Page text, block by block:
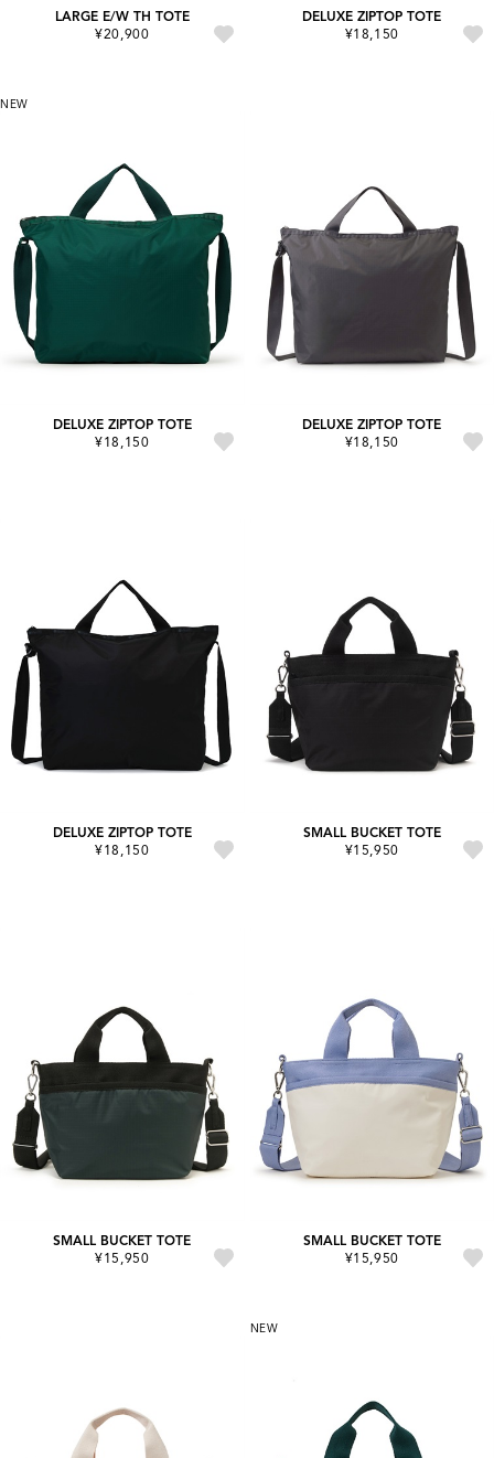
LARGE E/W TH TOTE
¥20,900
DELUXE ZIPTOP TOTE
¥18,150
NEW
DELUXE ZIPTOP TOTE
¥18,150
DELUXE ZIPTOP TOTE
¥18,150
DELUXE ZIPTOP TOTE
¥18,150
SMALL BUCKET TOTE
¥15,950
SMALL BUCKET TOTE
¥15,950
SMALL BUCKET TOTE
¥15,950
NEW